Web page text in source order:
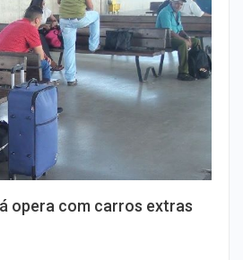
opera com carros extras